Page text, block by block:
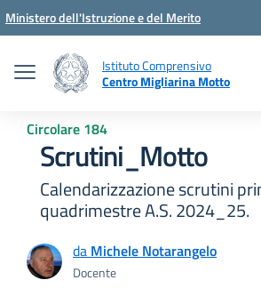
Vai ai contenuti
Vai al menu di navigazione
Vai al footer
Ministero dell'Istruzione e del Merito
Istituto Comprensivo
Centro Migliarina Motto
Circolare 184
Scrutini_Motto
Calendarizzazione scrutini
quadrimestre A.S. 2024_25.
da Michele Notarangelo
Docente